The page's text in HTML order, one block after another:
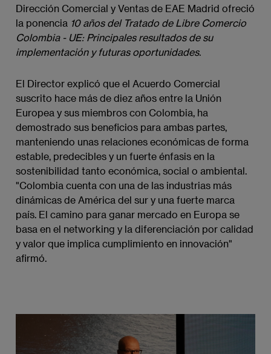
Dirección Comercial y Ventas de EAE Madrid ofreció
la ponencia 10 años del Tratado de Libre Comercio
Colombia - UE: Principales resultados de su
implementación y futuras oportunidades.
El Director explicó que el Acuerdo Comercial
suscrito hace más de diez años entre la Unión
Europea y sus miembros con Colombia, ha
demostrado sus beneficios para ambas partes,
manteniendo unas relaciones económicas de forma
estable, predecibles y un fuerte énfasis en la
sostenibilidad tanto económica, social o ambiental.
"Colombia cuenta con una de las industrias más
dinámicas de América del sur y una fuerte marca
país. El camino para ganar mercado en Europa se
basa en el networking y la diferenciación por calidad
y valor que implica cumplimiento en innovación"
afirmó.